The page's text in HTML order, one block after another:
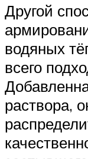
Другой
водяных
всего
раствора,